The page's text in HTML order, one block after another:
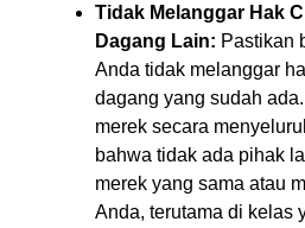
Tidak Melanggar Hak
Dagang Lain: Pastikan
Anda tidak melanggar
dagang yang sudah
merek secara
bahwa tidak ada pihak
merek yang sama atau
Anda, terutama di kelas